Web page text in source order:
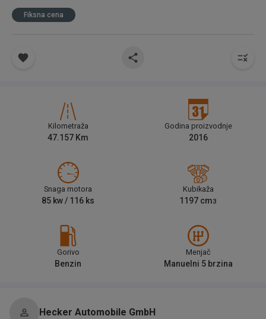
Fiksna cena
Kilometraža
47.157 Km
Godina proizvodnje
2016
Snaga motora
85 kw / 116 ks
Kubikaža
1197 cm3
Gorivo
Benzin
Menjač
Manuelni 5 brzina
Hecker Automobile GmbH